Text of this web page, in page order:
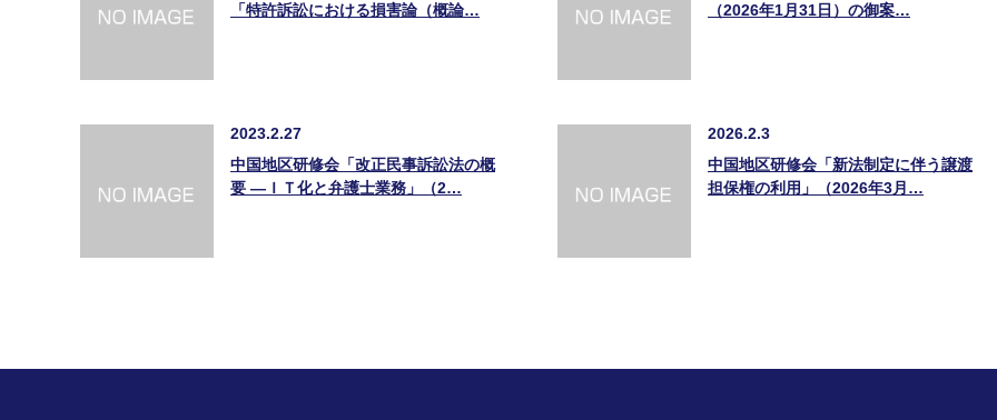
「特許訴訟における損害論（概論…
（2026年1月31日）の御案…
2023.2.27
中国地区研修会「改正民事訴訟法の概
要 ―ＩＴ化と弁護士業務」（2…
2026.2.3
中国地区研修会「新法制定に伴う譲渡
担保権の利用」（2026年3月…